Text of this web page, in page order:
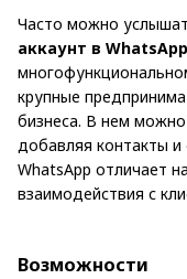
Часто можно
аккаунт в
крупные
бизнеса. В нем
добавляя контакты
WhatsApp отличает
взаимодействия с
Возможности